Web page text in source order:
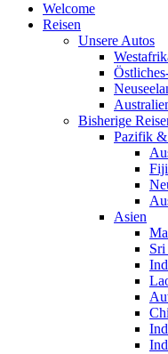
Welcome
Reisen
Unsere Autos
Bisherige
Pazifik &
Fiji
Asien